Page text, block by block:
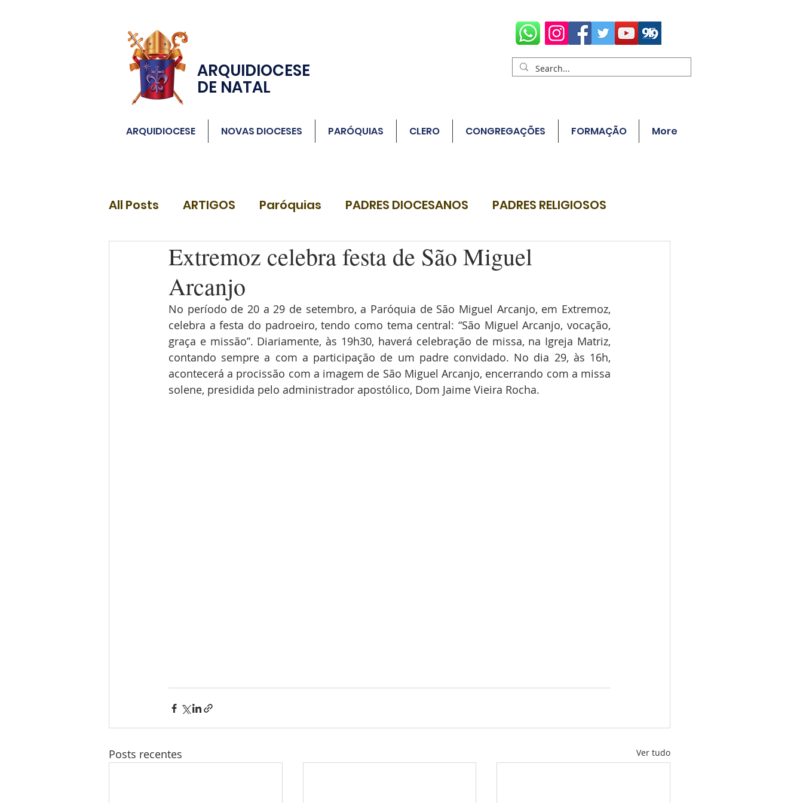
ARQUIDIOCESE
DE NATAL
ARQUIDIOCESE NOVAS DIOCESES PARÓQUIAS CLERO CONGREGAÇÕES FORMAÇÃO More
All Posts ARTIGOS Paróquias PADRES DIOCESANOS PADRES RELIGIOSOS
DIÁCONOSExtremoz celebra festa de São Miguel
Arcanjo
No período de 20 a 29 de setembro, a Paróquia de São Miguel Arcanjo, em Extremoz,
celebra a festa do padroeiro, tendo como tema central: “São Miguel Arcanjo, vocação,
graça e missão”. Diariamente, às 19h30, haverá celebração de missa, na Igreja Matriz,
contando sempre a com a participação de um padre convidado. No dia 29, às 16h,
acontecerá a procissão com a imagem de São Miguel Arcanjo, encerrando com a missa
solene, presidida pelo administrador apostólico, Dom Jaime Vieira Rocha.
Posts recentes Ver tudo